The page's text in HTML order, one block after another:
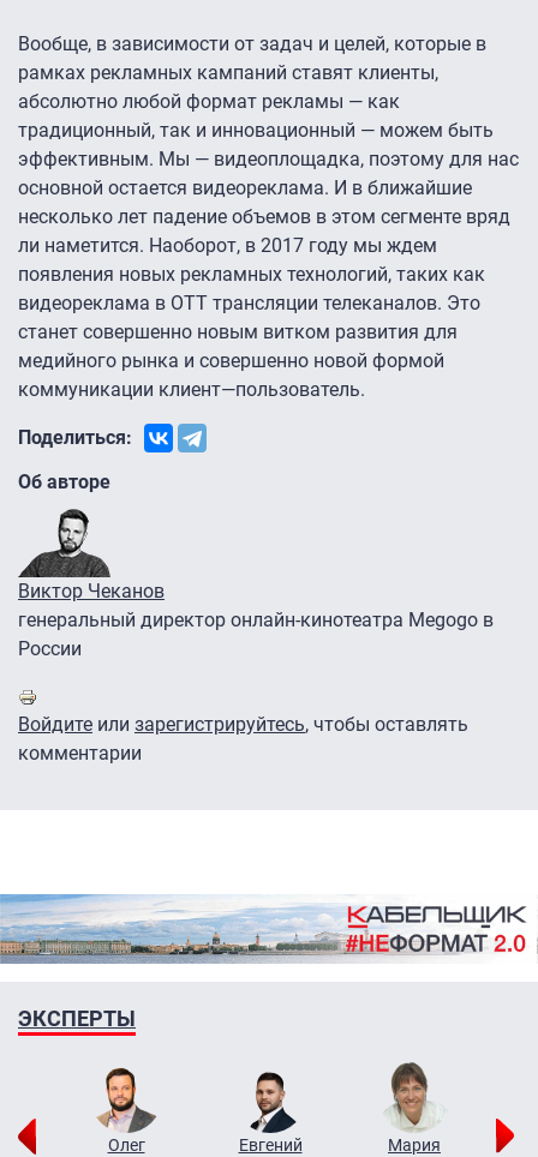
Вообще, в зависимости от задач и целей, которые в
рамках рекламных кампаний ставят клиенты,
абсолютно любой формат рекламы — как
традиционный, так и инновационный — можем быть
эффективным. Мы — видеоплощадка, поэтому для нас
основной остается видеореклама. И в ближайшие
несколько лет падение объемов в этом сегменте вряд
ли наметится. Наоборот, в 2017 году мы ждем
появления новых рекламных технологий, таких как
видеореклама в OTT трансляции телеканалов. Это
станет совершенно новым витком развития для
медийного рынка и совершенно новой формой
коммуникации клиент—пользователь.
Поделиться:
Об авторе
Виктор Чеканов
генеральный директор онлайн-кинотеатра Megogo в
России
Войдите или зарегистрируйтесь, чтобы оставлять
комментарии
ЭКСПЕРТЫ
Олег
Евгений
Мария